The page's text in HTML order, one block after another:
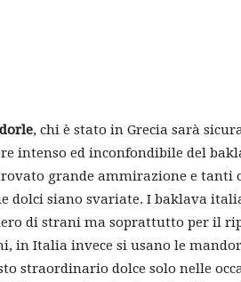
, chi è stato in Grecia sarà
intenso ed inconfondibile del
grande ammirazione e tanti
dolci siano svariate. I baklava
di strani ma soprattutto per il
in Italia invece si usano le
straordinario dolce solo nelle